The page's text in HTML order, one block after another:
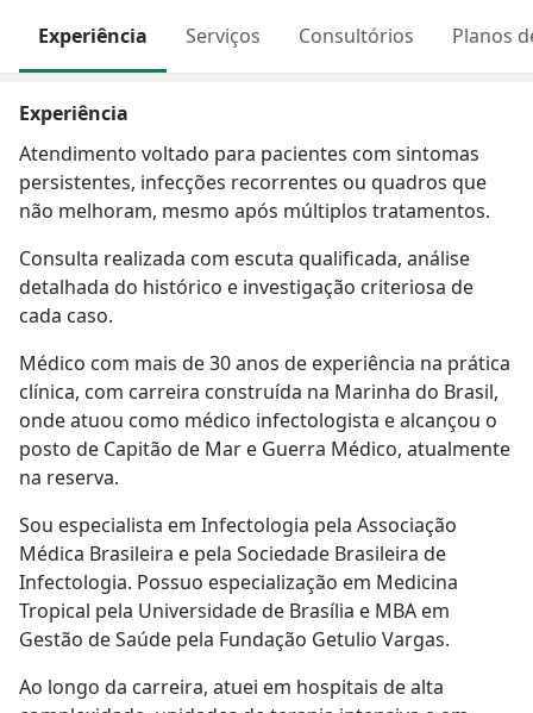
Experiência Serviços Consultórios Planos
Experiência
Atendimento voltado para pacientes com sintomas
persistentes, infecções recorrentes ou quadros que
não melhoram, mesmo após múltiplos tratamentos.
Consulta realizada com escuta qualificada, análise
detalhada do histórico e investigação criteriosa de
cada caso.
Médico com mais de 30 anos de experiência na prática
clínica, com carreira construída na Marinha do Brasil,
onde atuou como médico infectologista e alcançou o
posto de Capitão de Mar e Guerra Médico, atualmente
na reserva.
Sou especialista em Infectologia pela Associação
Médica Brasileira e pela Sociedade Brasileira de
Infectologia. Possuo especialização em Medicina
Tropical pela Universidade de Brasília e MBA em
Gestão de Saúde pela Fundação Getulio Vargas.
Ao longo da carreira, atuei em hospitais de alta